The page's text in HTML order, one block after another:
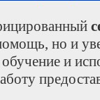
но и
и